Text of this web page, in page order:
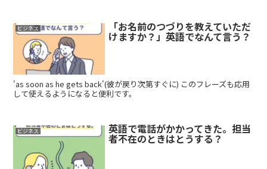
ビジネス 「お名前のつづりを教えていただ
けますか？」英語でなんて言う？
'as soon as he gets back'(彼が戻り次第すぐに) このフレーズも応用
して使えるようになると便利です。
ビジネス 英語で電話がかかってきた。担当
者不在のときはとうする？